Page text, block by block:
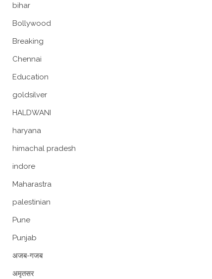
bihar
Bollywood
Breaking
Chennai
Education
goldsilver
HALDWANI
haryana
himachal pradesh
indore
Maharastra
palestinian
Pune
Punjab
अजब-गजब
अमृतसर